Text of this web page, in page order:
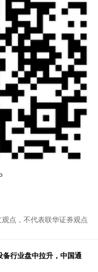
点，不代表联华证券观点
行业盘中拉升，中国通